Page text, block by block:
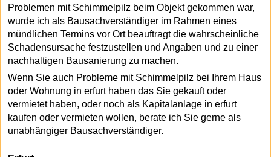
Problemen mit Schimmelpilz beim Objekt gekommen war,
wurde ich als Bausachverständiger im Rahmen eines
mündlichen Termins vor Ort beauftragt die wahrscheinliche
Schadensursache festzustellen und Angaben und zu einer
nachhaltigen Bausanierung zu machen.
Wenn Sie auch Probleme mit Schimmelpilz bei Ihrem Haus
oder Wohnung in erfurt haben das Sie gekauft oder
vermietet haben, oder noch als Kapitalanlage in erfurt
kaufen oder vermieten wollen, berate ich Sie gerne als
unabhängiger Bausachverständiger.